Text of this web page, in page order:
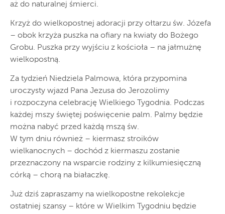
aż do naturalnej śmierci.
Krzyż do wielkopostnej adoracji przy ołtarzu św. Józefa
– obok krzyża puszka na ofiary na kwiaty do Bożego
Grobu. Puszka przy wyjściu z kościoła – na jałmużnę
wielkopostną.
Za tydzień Niedziela Palmowa, która przypomina
uroczysty wjazd Pana Jezusa do Jerozolimy
i rozpoczyna celebrację Wielkiego Tygodnia. Podczas
każdej mszy świętej poświęcenie palm. Palmy będzie
można nabyć przed każdą mszą św.
W tym dniu również – kiermasz stroików
wielkanocnych – dochód z kiermaszu zostanie
przeznaczony na wsparcie rodziny z kilkumiesięczną
córką – chorą na białaczkę.
Już dziś zapraszamy na wielkopostne rekolekcje
ostatniej szansy – które w Wielkim Tygodniu będzie